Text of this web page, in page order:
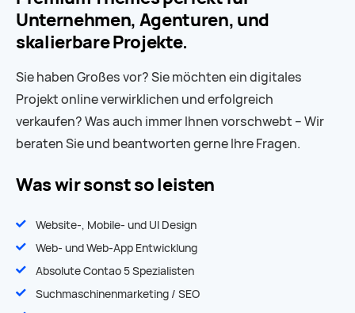
Unternehmen, Agenturen, und
skalierbare Projekte.
Sie haben Großes vor? Sie möchten ein digitales
Projekt online verwirklichen und erfolgreich
verkaufen? Was auch immer Ihnen vorschwebt – Wir
beraten Sie und beantworten gerne Ihre Fragen.
Was wir sonst so leisten
Website-, Mobile- und UI Design
Web- und Web-App Entwicklung
Absolute Contao 5 Spezialisten
Suchmaschinen­marketing / SEO